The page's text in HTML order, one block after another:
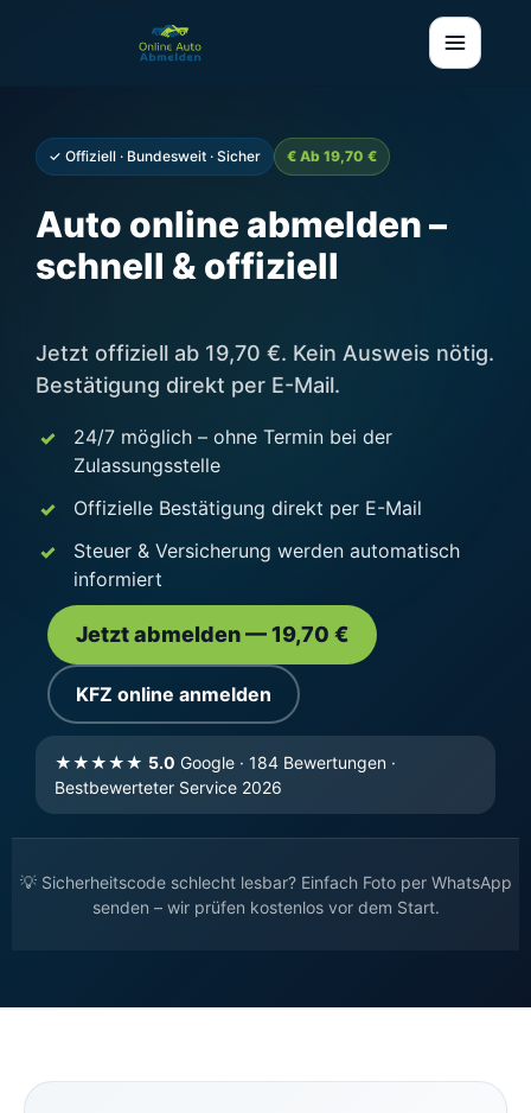
✓ Offiziell · Bundesweit · Sicher € Ab 19,70 €
Auto online abmelden –
schnell & offiziell
Jetzt offiziell ab 19,70 €. Kein Ausweis nötig.
Bestätigung direkt per E-Mail.
24/7 möglich – ohne Termin bei der
Zulassungsstelle
Offizielle Bestätigung direkt per E-Mail
Steuer & Versicherung werden automatisch
informiert
Jetzt abmelden — 19,70 €
KFZ online anmelden
★★★★★ 5.0 Google · 184 Bewertungen ·
Bestbewerteter Service 2026
💡 Sicherheitscode schlecht lesbar? Einfach Foto per WhatsApp
senden – wir prüfen kostenlos vor dem Start.